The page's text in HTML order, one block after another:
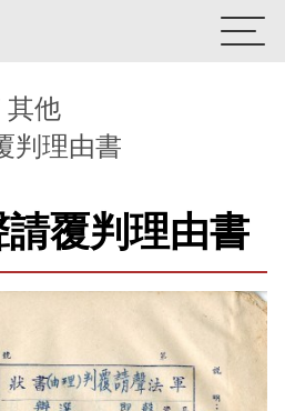
舜治 鹿窟事件
其他
判理由書
請覆判理由書